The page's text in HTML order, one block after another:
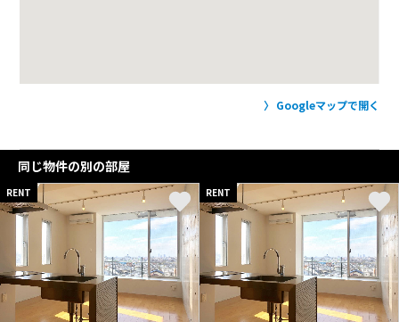
Googleマップで開く
同じ物件の別の部屋
RENT RENT